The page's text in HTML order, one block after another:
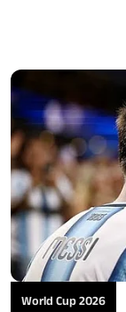
World Cup 2026